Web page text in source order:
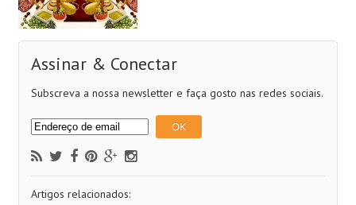
Assinar & Conectar
Subscreva a nossa newsletter e faça gosto nas redes sociais.
Artigos relacionados: